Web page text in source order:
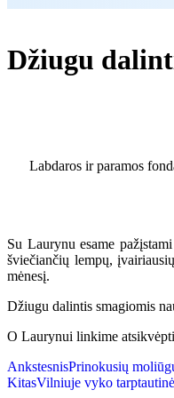
Džiugu
Labdaros ir paramos
Su Laurynu esame
šviečiančių lempų,
mėnesį.
Džiugu dalintis smagiomis
O Laurynui linkime
AnkstesnisPrinokusių
KitasVilniuje vyko